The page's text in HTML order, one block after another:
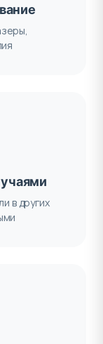
в других